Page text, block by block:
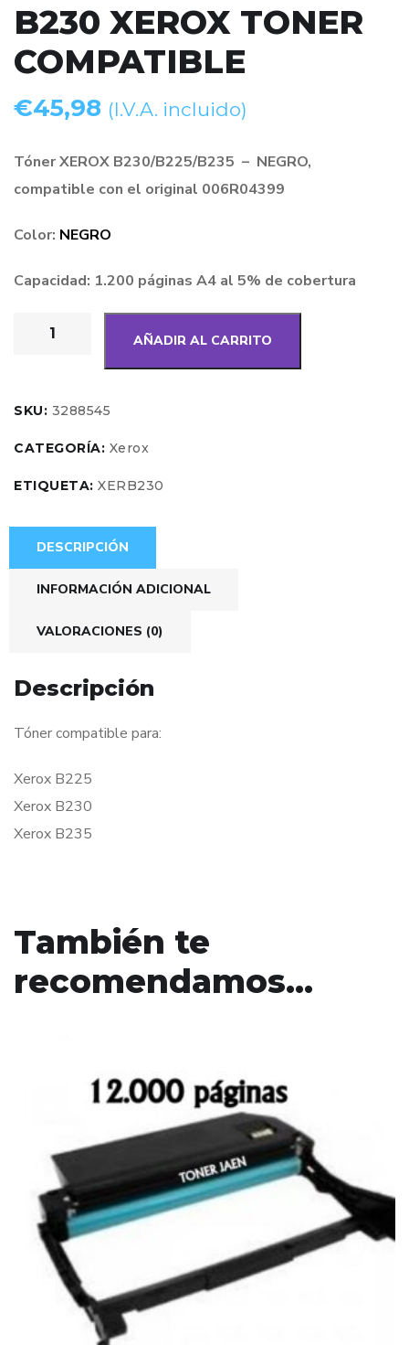
B230 XEROX TONER
COMPATIBLE
€45,98 (I.V.A. incluido)
Tóner XEROX B230/B225/B235 – NEGRO,
compatible con el original 006R04399
Color: NEGRO
Capacidad: 1.200 páginas A4 al 5% de cobertura
AÑADIR AL CARRITO
SKU: 3288545
CATEGORÍA: Xerox
ETIQUETA: XERB230
DESCRIPCIÓN
INFORMACIÓN ADICIONAL
VALORACIONES (0)
Descripción
Tóner compatible para:
Xerox B225
Xerox B230
Xerox B235
También te
recomendamos…